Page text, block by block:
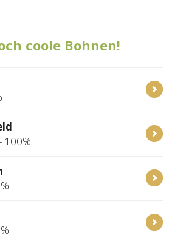
coole Bohnen!
100%